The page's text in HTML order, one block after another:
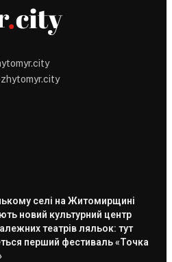
селі на Житомирщині
новий культурний центр
театрів ляльок: тут
перший фестиваль «Точка